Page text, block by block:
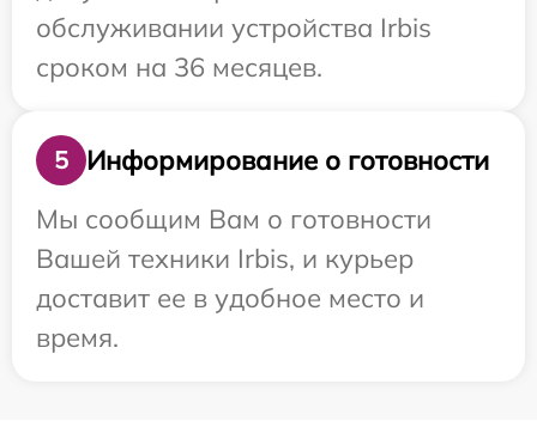
обслуживании устройства Irbis
сроком на 36 месяцев.
5
Информирование о готовности
Мы сообщим Вам о готовности
Вашей техники Irbis, и курьер
доставит ее в удобное место и
время.